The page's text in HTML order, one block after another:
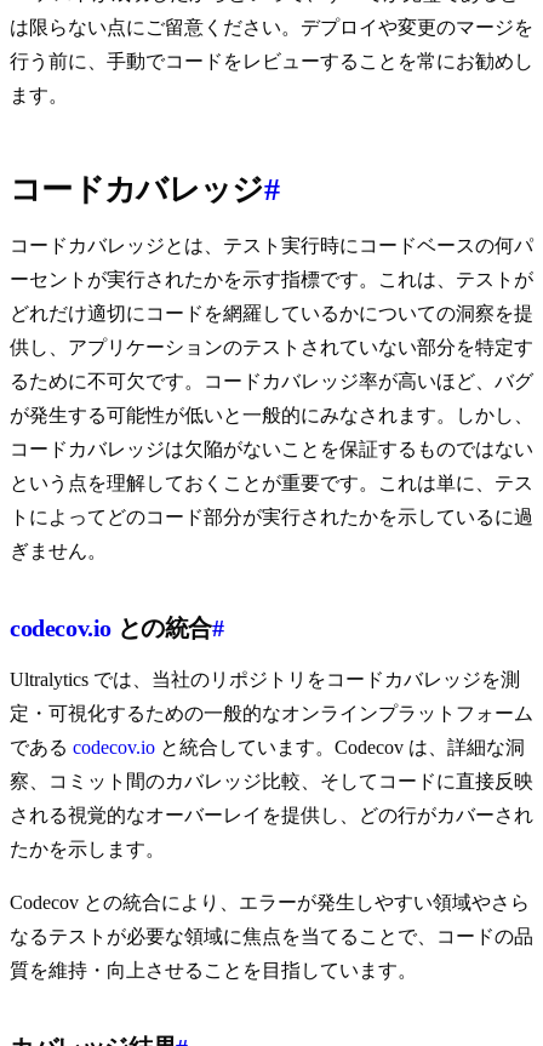
は限らない点にご留意ください。デプロイや変更のマージを
行う前に、手動でコードをレビューすることを常にお勧めし
ます。
コードカバレッジ#
コードカバレッジとは、テスト実行時にコードベースの何パ
ーセントが実行されたかを示す指標です。これは、テストが
どれだけ適切にコードを網羅しているかについての洞察を提
供し、アプリケーションのテストされていない部分を特定す
るために不可欠です。コードカバレッジ率が高いほど、バグ
が発生する可能性が低いと一般的にみなされます。しかし、
コードカバレッジは欠陥がないことを保証するものではない
という点を理解しておくことが重要です。これは単に、テス
トによってどのコード部分が実行されたかを示しているに過
ぎません。
codecov.io との統合#
Ultralytics では、当社のリポジトリをコードカバレッジを測
定・可視化するための一般的なオンラインプラットフォーム
である codecov.io と統合しています。Codecov は、詳細な洞
察、コミット間のカバレッジ比較、そしてコードに直接反映
される視覚的なオーバーレイを提供し、どの行がカバーされ
たかを示します。
Codecov との統合により、エラーが発生しやすい領域やさら
なるテストが必要な領域に焦点を当てることで、コードの品
質を維持・向上させることを目指しています。